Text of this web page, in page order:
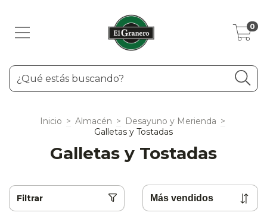
0
Inicio > Almacén > Desayuno y Merienda >
Galletas y Tostadas
Galletas y Tostadas
Filtrar